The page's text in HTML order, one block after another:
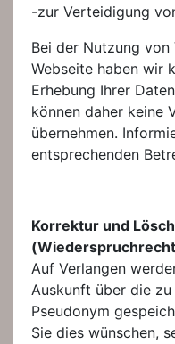
-zur Verteidigung
Bei der Nutzung von
Webseite haben wir
Erhebung Ihrer
können daher keine
übernehmen.
entsprechenden
Korrektur und
Auf Verlangen
Auskunft über die
Pseudonym
Sie dies wünschen,